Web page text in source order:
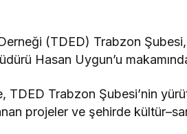
(TDED) Trabzon Şubesi,
Hasan Uygun’u
TDED Trabzon Şubesi’nin
projeler ve şehirde